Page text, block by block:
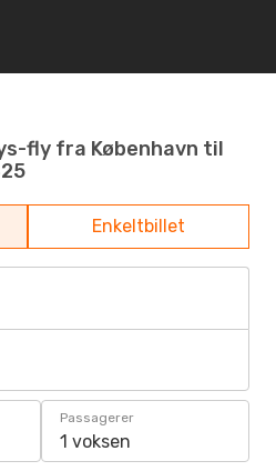
fly fra København til
Enkeltbillet
Passagerer
1 voksen